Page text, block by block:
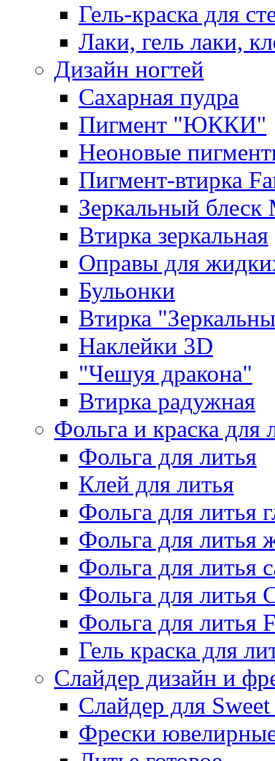
Гель-краска для
Лаки, гель лаки,
Дизайн ногтей
Сахарная пудра
Пигмент "ЮККИ"
Неоновые
Пигмент-втирка
Зеркальный блеск
Втирка зеркальная
Оправы для
Бульонки
Втирка
Наклейки 3D
"Чешуя дракона"
Втирка радужная
Фольга и краска для
Фольга для литья
Клей для литья
Фольга для литья
Фольга для литья
Фольга для литья
Фольга для литья
Фольга для литья
Гель краска для
Слайдер дизайн и
Слайдер для
Фрески